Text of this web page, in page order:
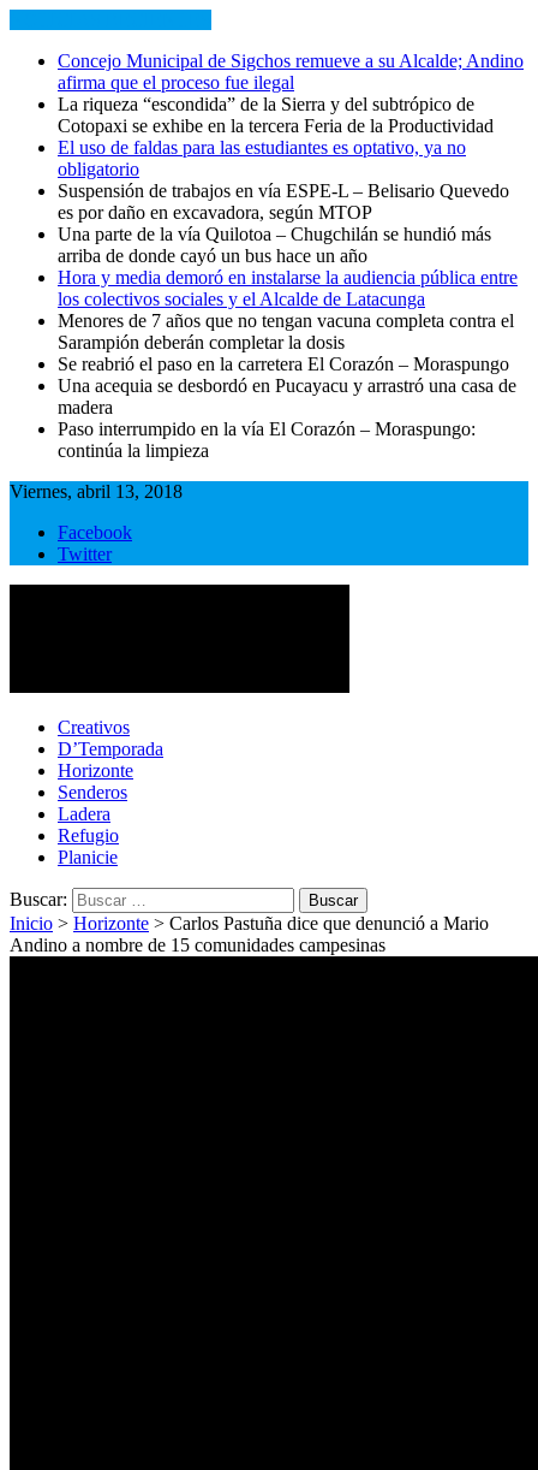
Concejo Municipal de Sigchos remueve a su Alcalde; Andino
afirma que el proceso fue ilegal
La riqueza “escondida” de la Sierra y del subtrópico de
Cotopaxi se exhibe en la tercera Feria de la Productividad
El uso de faldas para las estudiantes es optativo, ya no
obligatorio
Suspensión de trabajos en vía ESPE-L – Belisario Quevedo
es por daño en excavadora, según MTOP
Una parte de la vía Quilotoa – Chugchilán se hundió más
arriba de donde cayó un bus hace un año
Hora y media demoró en instalarse la audiencia pública entre
los colectivos sociales y el Alcalde de Latacunga
Menores de 7 años que no tengan vacuna completa contra el
Sarampión deberán completar la dosis
Se reabrió el paso en la carretera El Corazón – Moraspungo
Una acequia se desbordó en Pucayacu y arrastró una casa de
madera
Paso interrumpido en la vía El Corazón – Moraspungo:
continúa la limpieza
Viernes, abril 13, 2018
Facebook
Twitter
Cotopaxi Noticias
Primer periódico multimedia del centro del país
Creativos
D’Temporada
Horizonte
Senderos
Ladera
Refugio
Planicie
Buscar:
Inicio > Horizonte > Carlos Pastuña dice que denunció a Mario
Andino a nombre de 15 comunidades campesinas